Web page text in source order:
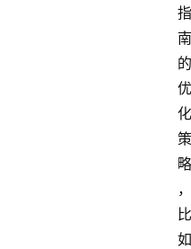
指
南
的
优
化
策
略
，
比
如